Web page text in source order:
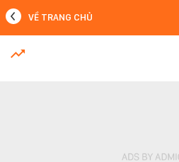
MỚI NHẤT
VỀ TRANG CHỦ